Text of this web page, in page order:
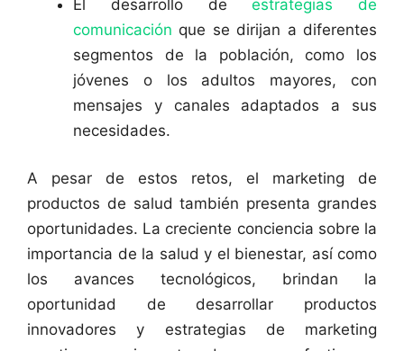
El desarrollo deestrategias de
comunicación que se dirijan a diferentes
segmentos de la población, como los
jóvenes o los adultos mayores, con
mensajes y canales adaptados a sus
necesidades.
A pesar de estos retos, el marketing de
productos de salud también presenta grandes
oportunidades. La creciente conciencia sobre la
importancia de la salud y el bienestar, así como
los avances tecnológicos, brindan la
oportunidad de desarrollar productos
innovadores y estrategias de marketing